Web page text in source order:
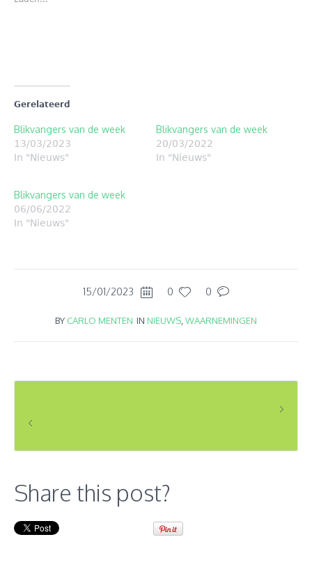
een
Gerelateerd
Blikvangers van de week
13/03/2023
In "Nieuws"
Blikvangers van de week
20/03/2022
In "Nieuws"
Blikvangers van de week
06/06/2022
In "Nieuws"
15/01/2023 0 0
BY CARLO MENTEN IN NIEUWS WAARNEMINGEN
Share this post?